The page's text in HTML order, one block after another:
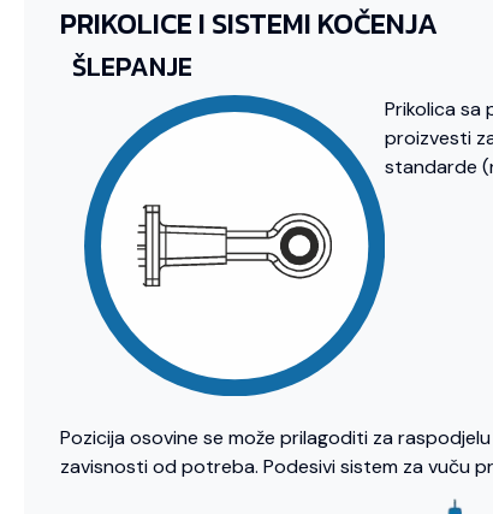
PRIKOLICE I SISTEMI KOČENJA
ŠLEPANJE
Prikolica sa
proizvesti
standarde
Pozicija osovine se može prilagoditi za
zavisnosti od potreba. Podesivi sistem za vuču